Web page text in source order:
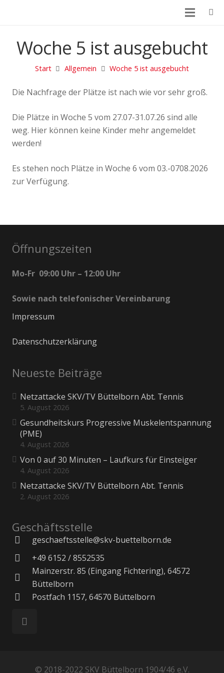
Woche 5 ist ausgebucht
Start Allgemein Woche 5 ist ausgebucht
Die Nachfrage der Plätze ist nach wie vor sehr groß.
Die Plätze in Woche 5 vom 27.07-31.07.26 sind alle
weg. Hier können keine Kinder mehr angemeldet
werden!
Es stehen noch Plätze in Woche 6 vom 03.-0708.2026
zur Verfügung.
Öffnungszeiten
Mo-Fr 09:00 Uhr – 12:00 Uhr
Sowie nach telefonischer Vereinbarung
Impressum
Datenschutzerklärung
Neueste Beiträge
Netzattacke SKV/TV Büttelborn Abt. Tennis
5. August 2026
Gesundheitskurs Progressive Muskelentspannung
(PME)
4. August 2026
Von 0 auf 30 Minuten – Laufkurs für Einsteiger
4. August 2026
Netzattacke SKV/TV Büttelborn Abt. Tennis
2. August 2026
Geschäftsstelle
geschaeftsstelle@skv-buettelborn.de
+49 6152 / 8552535
Mainzerstr. 85 (Eingang Fichtering), 64572
Büttelborn
Postfach 1157, 64570 Büttelborn
© 2018-2022 SKV Büttelborn 1904/46 e.V.